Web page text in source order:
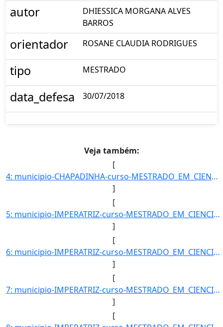
autor
DHIESSICA MORGANA ALVES
BARROS
orientador ROSANE CLAUDIA RODRIGUES
tipo MESTRADO
data_defesa 30/07/2018
Veja também:
[
4: municipio-CHAPADINHA-curso-MESTRADO_EM_CIENCIA_ANIMAL-turno-Matutino_e_Vespertino-modalidade-Presenc]
]
[
5: municipio-IMPERATRIZ-curso-MESTRADO_EM_CIENCIA_DOS_MATERIAIS-turno-Matutino_e_Vespertino-modalidade-]
]
[
6: municipio-IMPERATRIZ-curso-MESTRADO_EM_CIENCIA_DOS_MATERIAIS-turno-Matutino_e_Vespertino-modalidade-]
]
[
7: municipio-IMPERATRIZ-curso-MESTRADO_EM_CIENCIA_DOS_MATERIAIS-turno-Matutino_e_Vespertino-modalidade-]
]
[